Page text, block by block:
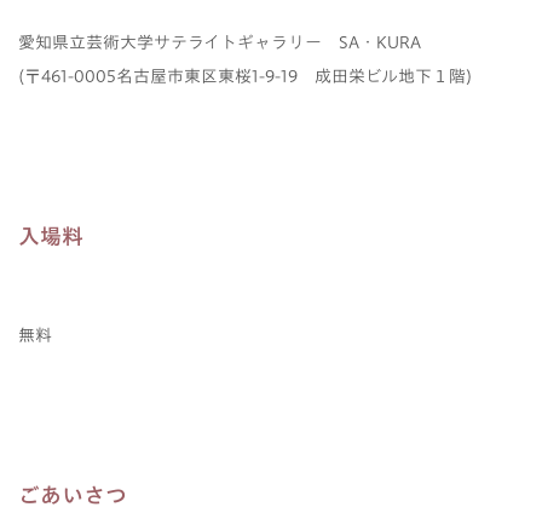
愛知県立芸術大学サテライトギャラリー SA・KURA
(〒461-0005名古屋市東区東桜1-9-19 成田栄ビル地下１階)
入場料
無料
ごあいさつ